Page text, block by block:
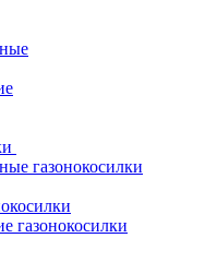
газонокосилки
газонокосилки